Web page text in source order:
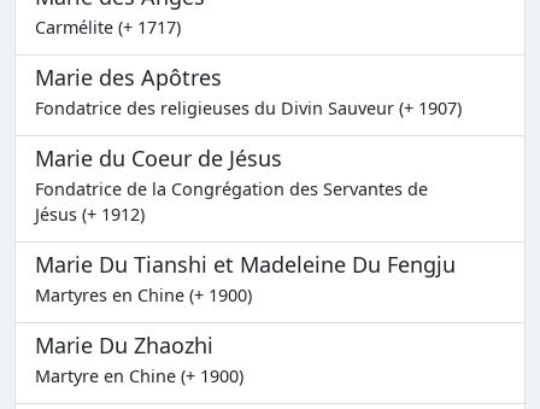
Carmélite (+ 1717)
Marie des Apôtres
Fondatrice des religieuses du Divin Sauveur (+ 1907)
Marie du Coeur de Jésus
Fondatrice de la Congrégation des Servantes de
Jésus (+ 1912)
Marie Du Tianshi et Madeleine Du Fengju
Martyres en Chine (+ 1900)
Marie Du Zhaozhi
Martyre en Chine (+ 1900)